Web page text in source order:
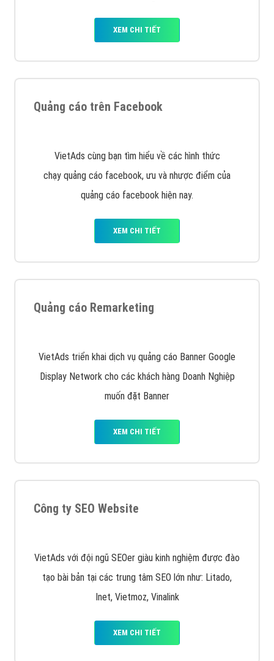
Google Ads là hình thức quảng cáo của Google được
tài trợ có chữ Ad gồm 4 ví trí trên cùng và 3 vị trí
dưới cùng
VietAds cùng bạn tìm hiểu về các hình thức
chạy quảng cáo facebook, ưu và nhược điểm của
quảng cáo facebook hiện nay.
Quảng cáo Remarketing